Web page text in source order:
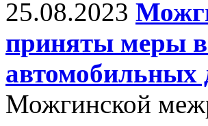
25.08.2023
приняты меры в
автомобильных
Можгинской